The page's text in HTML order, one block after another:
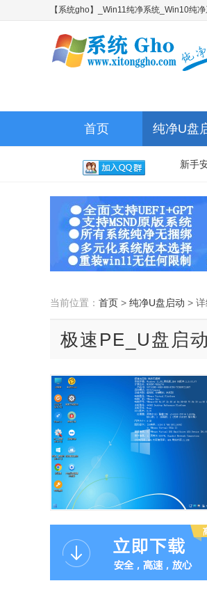
【系统gho】_Win11纯净系统_Win10纯
首页 纯净U盘
新手
当前位置： 首页 > 纯净U盘启动 >
极速PE_U盘启